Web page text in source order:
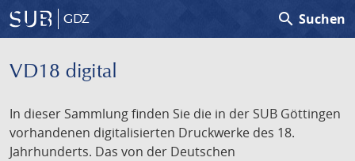
GDZ search Suchen
VD18 digital
In dieser Sammlung finden Sie die in der SUB Göttingen
vorhandenen digitalisierten Druckwerke des 18.
Jahrhunderts. Das von der Deutschen